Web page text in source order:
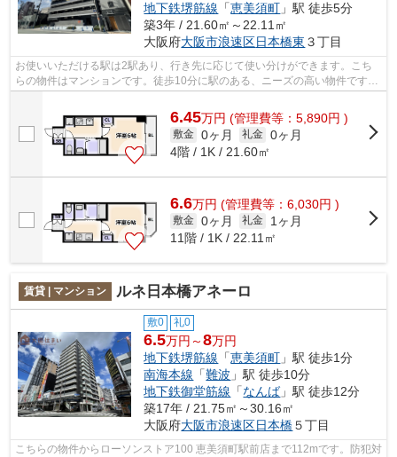
地下鉄堺筋線 「恵美須町 」駅 徒歩5分
築3年 / 21.60㎡～22.11㎡
大阪府大阪市浪速区日本橋東 ３丁目
お使いいただける駅は2駅あり、行き先に応じて使い分けができます。こち
らの物件はマンションです。徒歩10分に駅のある、ニーズの高い物件です。
6.45万円 (管理費等：5,890円 )
敷金 0ヶ月 礼金 0ヶ月
4階 / 1K / 21.60㎡
6.6万円 (管理費等：6,030円 )
敷金 0ヶ月 礼金
1ヶ月
11階 / 1K / 22.11㎡
賃貸 | マンション ルネ日本橋アネーロ
敷0 礼0
6.5万円～8万円
地下鉄堺筋線 「恵美須町 」駅 徒歩1分
南海本線 「難波 」駅 徒歩10分
地下鉄御堂筋線 「なんば」駅 徒歩12分
築17年 / 21.75㎡～30.16㎡
大阪府大阪市浪速区日本橋５丁目
こちらの物件からローソンストア100 恵美須町駅前店まで112mです。防犯対